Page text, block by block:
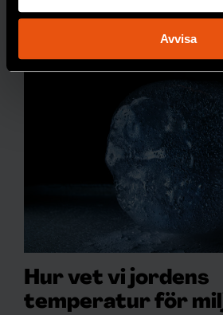
Ta reda på mer om hur dina
helst från cookie-förklaringen.
Vi använder enhetsidentifierare för
och annonserna till användarna,
för sociala medier och analysera vår
vidarebefordrar även sådana
information från din enhet till de
annons- och analysföretag som vi
Dessa kan i sin tur kombinera
information som du har
Avvisa
PREMIUM GIFTER
Hur vet vi jordens
temperatur för